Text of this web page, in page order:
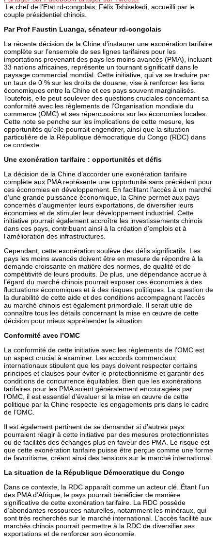
Le chef de l'Etat rd-congolais, Félix Tshisekedi, accueilli par le
couple présidentiel chinois.
Par Prof Faustin Luanga, sénateur rd-congolais
La récente décision de la Chine d’instaurer une exonération tarifaire
complète sur l’ensemble de ses lignes tarifaires pour les
importations provenant des pays les moins avancés (PMA), incluant
33 nations africaines, représente un tournant significatif dans le
paysage commercial mondial. Cette initiative, qui va se traduire par
un taux de 0 % sur les droits de douane, vise à renforcer les liens
économiques entre la Chine et ces pays souvent marginalisés.
Toutefois, elle peut soulever des questions cruciales concernant sa
conformité avec les règlements de l’Organisation mondiale du
commerce (OMC) et ses répercussions sur les économies locales.
Cette note se penche sur les implications de cette mesure, les
opportunités qu’elle pourrait engendrer, ainsi que la situation
particulière de la République démocratique du Congo (RDC) dans
ce contexte.
Une exonération tarifaire : opportunités et défis
La décision de la Chine d’accorder une exonération tarifaire
complète aux PMA représente une opportunité sans précédent pour
ces économies en développement. En facilitant l’accès à un marché
d’une grande puissance économique, la Chine permet aux pays
concernés d’augmenter leurs exportations, de diversifier leurs
économies et de stimuler leur développement industriel. Cette
initiative pourrait également accroître les investissements chinois
dans ces pays, contribuant ainsi à la création d’emplois et à
l’amélioration des infrastructures.
Cependant, cette exonération soulève des défis significatifs. Les
pays les moins avancés doivent être en mesure de répondre à la
demande croissante en matière des normes, de qualité et de
compétitivité de leurs produits. De plus, une dépendance accrue à
l’égard du marché chinois pourrait exposer ces économies à des
fluctuations économiques et à des risques politiques. La question de
la durabilité de cette aide et des conditions accompagnant l’accès
au marché chinois est également primordiale. Il serait utile de
connaître tous les détails concernant la mise en œuvre de cette
décision pour mieux appréhender la situation.
Conformité avec l’OMC
La conformité de cette initiative avec les règlements de l’OMC est
un aspect crucial à examiner. Les accords commerciaux
internationaux stipulent que les pays doivent respecter certains
principes et clauses pour éviter le protectionnisme et garantir des
conditions de concurrence équitables. Bien que les exonérations
tarifaires pour les PMA soient généralement encouragées par
l’OMC, il est essentiel d’évaluer si la mise en œuvre de cette
politique par la Chine respecte les engagements pris dans le cadre
de l’OMC.
Il est également pertinent de se demander si d’autres pays
pourraient réagir à cette initiative par des mesures protectionnistes
ou de facilités des échanges plus en faveur des PMA. Le risque est
que cette exonération tarifaire puisse être perçue comme une forme
de favoritisme, créant ainsi des tensions sur le marché international.
La situation de la République Démocratique du Congo
Dans ce contexte, la RDC apparaît comme un acteur clé. Étant l’un
des PMA d’Afrique, le pays pourrait bénéficier de manière
significative de cette exonération tarifaire. La RDC possède
d’abondantes ressources naturelles, notamment les minéraux, qui
sont très recherchés sur le marché international. L’accès facilité aux
marchés chinois pourrait permettre à la RDC de diversifier ses
exportations et de renforcer son économie.